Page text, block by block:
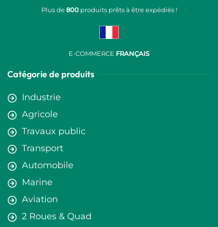
Plus de800produits prêts à être expédiés !
E-COMMERCE FRANÇAIS
Catégorie de produits
Industrie
Agricole
Travaux public
Transport
Automobile
Marine
Aviation
2 Roues & Quad